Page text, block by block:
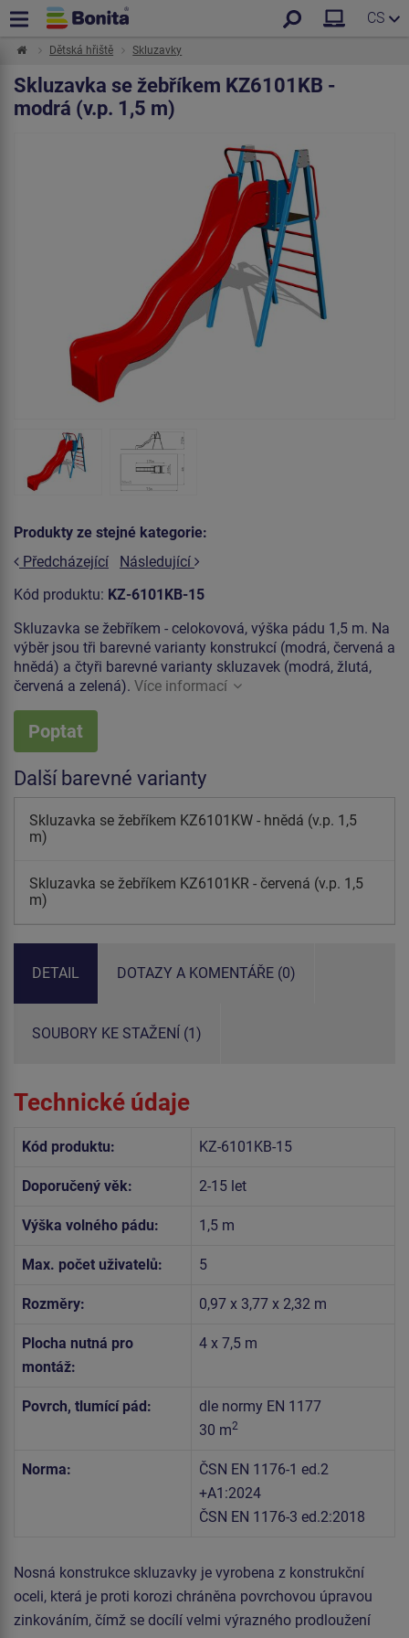
CS
Dětská hřiště Skluzavky
Skluzavka se žebříkem KZ6101KB -
modrá (v.p. 1,5 m)
Produkty ze stejné kategorie:
Předcházející
Následující
Kód produktu: KZ-6101KB-15
Skluzavka se žebříkem - celokovová, výška pádu 1,5 m. Na
výběr jsou tři barevné varianty konstrukcí (modrá, červená a
hnědá) a čtyři barevné varianty skluzavek (modrá, žlutá,
červená a zelená). Více informací
Poptat
Další barevné varianty
Skluzavka se žebříkem KZ6101KW - hnědá (v.p. 1,5
m)
Skluzavka se žebříkem KZ6101KR - červená (v.p. 1,5
m)
DETAIL DOTAZY A KOMENTÁŘE (0)
SOUBORY KE STAŽENÍ (1)
Technické údaje
Kód produktu: KZ-6101KB-15
Doporučený věk: 2-15 let
Výška volného pádu: 1,5 m
Max. počet uživatelů: 5
Rozměry: 0,97 x 3,77 x 2,32 m
Plocha nutná pro
montáž:
4 x 7,5 m
Povrch, tlumící pád:
dle normy EN 1177
30 m2
Norma:
ČSN EN 1176-1 ed.2
+A1:2024
ČSN EN 1176-3 ed.2:2018
Nosná konstrukce skluzavky je vyrobena z konstrukční
oceli, která je proti korozi chráněna povrchovou úpravou
zinkováním, čímž se docílí velmi výrazného prodloužení